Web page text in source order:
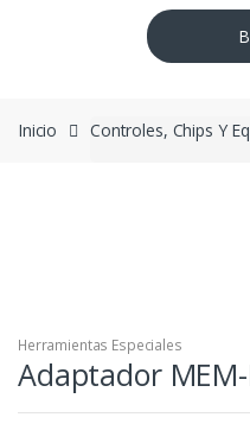
Inicio Controles, Chips Y
Herramientas Especiales
Adaptador MEM-